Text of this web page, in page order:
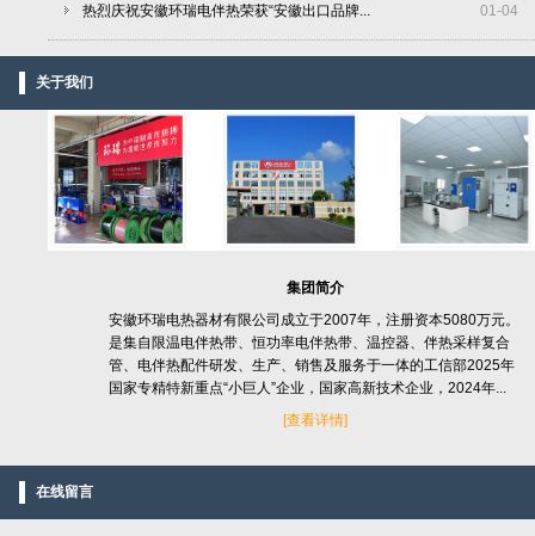
01-04
热烈庆祝安徽环瑞电伴热荣获“安徽出口品牌...
关于我们
集团简介
安徽环瑞电热器材有限公司成立于2007年，注册资本5080万元。
是集自限温电伴热带、恒功率电伴热带、温控器、伴热采样复合
管、电伴热配件研发、生产、销售及服务于一体的工信部2025年
国家专精特新重点“小巨人”企业，国家高新技术企业，2024年...
[查看详情]
在线留言